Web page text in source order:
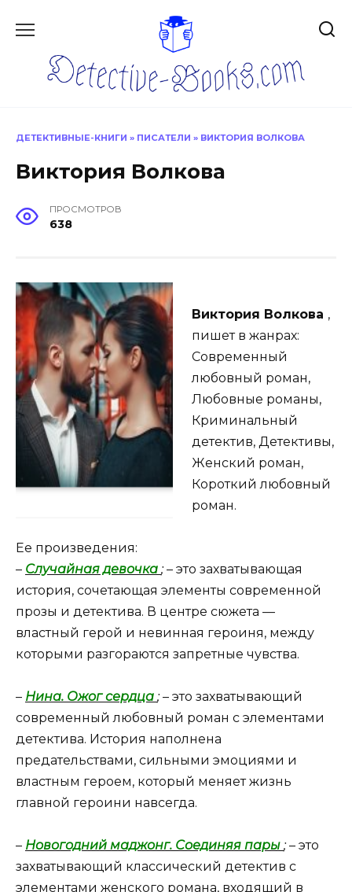
ДЕТЕКТИВНЫЕ-КНИГИ » ПИСАТЕЛИ » ВИКТОРИЯ ВОЛКОВА
Виктория Волкова
ПРОСМОТРОВ
638
Виктория Волкова ,
пишет в жанрах:
Современный
любовный роман,
Любовные романы,
Криминальный
детектив, Детективы,
Женский роман,
Короткий любовный
роман.
Ее произведения:
– Случайная девочка ;– это захватывающая
история, сочетающая элементы современной
прозы и детектива. В центре сюжета —
властный герой и невинная героиня, между
которыми разгораются запретные чувства.
– Нина. Ожог сердца ;– это захватывающий
современный любовный роман с элементами
детектива. История наполнена
предательствами, сильными эмоциями и
властным героем, который меняет жизнь
главной героини навсегда.
– Новогодний маджонг. Соединяя пары ;– это
захватывающий классический детектив с
элементами женского романа, входящий в